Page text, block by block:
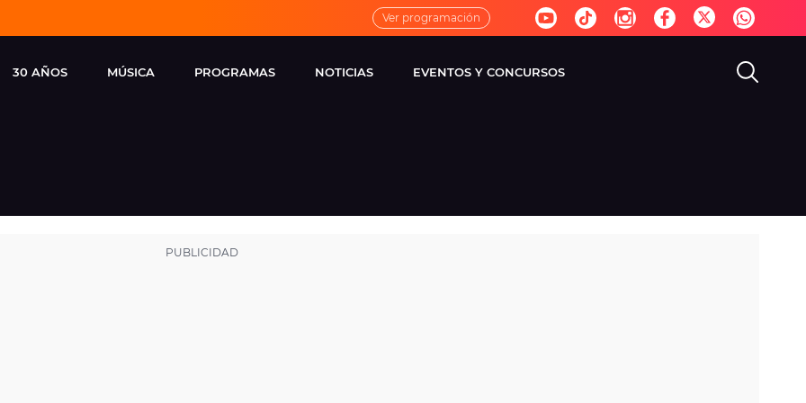
Ver programación
30 AÑOS MÚSICA
FM
PROGRAMAS
VIRALES
NOTICIAS EVENTOS Y CONCURSOS